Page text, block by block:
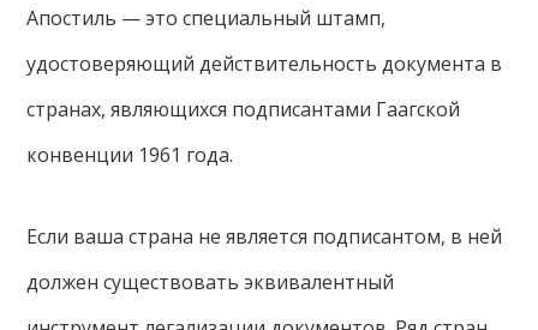
Апостиль — это специальный штамп,
удостоверяющий действительность документа в
странах, являющихся подписантами Гаагской
конвенции 1961 года.
Если ваша страна не является подписантом, в ней
должен существовать эквивалентный